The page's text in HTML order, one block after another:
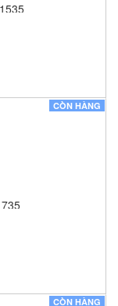
CÒN HÀNG
CÒN HÀNG